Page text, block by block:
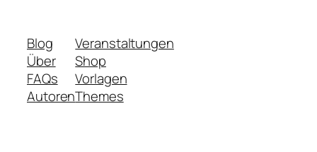
Blog
Über
FAQs
Autoren
Veranstaltungen
Shop
Vorlagen
Themes